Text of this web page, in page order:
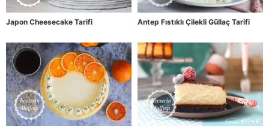
Japon Cheesecake Tarifi Antep Fıstıklı Çilekli Güllaç Tarifi